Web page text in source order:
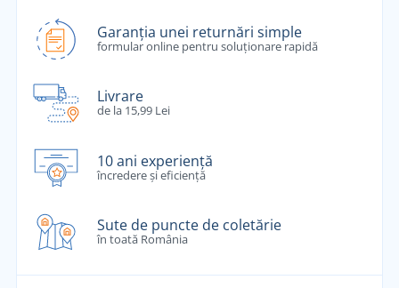
Garanția unei returnări simple
formular online pentru soluționare rapidă
Livrare
de la 15,99 Lei
10 ani experiență
încredere și eficiență
Sute de puncte de coletărie
în toată România